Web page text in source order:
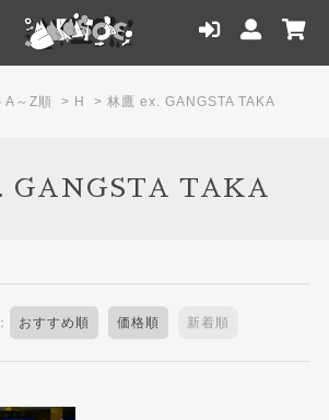
A～Z順 > H > 林鷹 ex. GANGSTA TAKA
GANGSTA TAKA
おすすめ順 価格順 新着順